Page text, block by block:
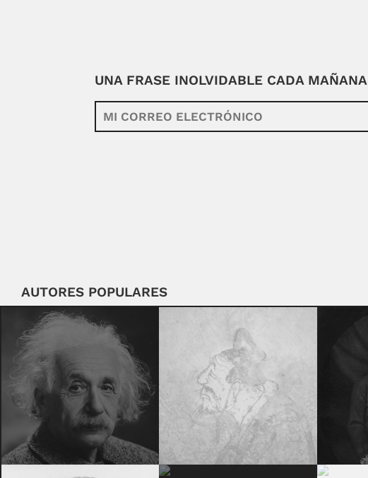
UNA FRASE INOLVIDABLE CADA MAÑANA
AUTORES POPULARES